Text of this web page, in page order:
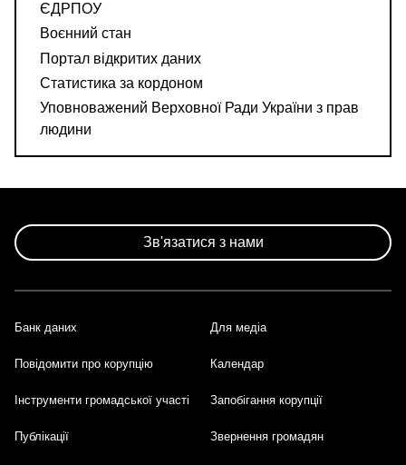
ЄДРПОУ
Воєнний стан
Портал відкритих даних
Статистика за кордоном
Уповноважений Верховної Ради України з прав
людини
Зв'язатися з нами
Footer
Банк даних Для медіа
Повідомити про корупцію Календар
Інструменти громадської участі Запобігання корупції
Публікації Звернення громадян